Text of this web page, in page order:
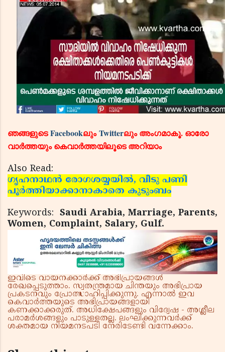
ഞങ്ങളുടെFacebookലുംTwitterലും അംഗമാകൂ. ഓരോ
വാര്‍ത്തയും കെവാര്‍ത്തയിലൂടെ അറിയാം
Also Read:
ഗൃഹനാഥന്‍ രോഗശയ്യയില്‍, വീടു പണി
പൂര്‍ത്തിയാക്കാനാകാതെ കുടുംബം
Keywords: Saudi Arabia, Marriage, Parents,
Women, Complaint, Salary, Gulf.
ഇവിടെ വായനക്കാർക്ക് അഭിപ്രായങ്ങൾ
രേഖപ്പെടുത്താം. സ്വതന്ത്രമായ ചിന്തയും അഭിപ്രായ
പ്രകടനവും പ്രോത്സാഹിപ്പിക്കുന്നു. എന്നാൽ ഇവ
കെവാർത്തയുടെ അഭിപ്രായങ്ങളായി
കണക്കാക്കരുത്. അധിക്ഷേപങ്ങളും വിദ്വേഷ - അശ്ലീല
പരാമർശങ്ങളും പാടുള്ളതല്ല. ലംഘിക്കുന്നവർക്ക്
ശക്തമായ നിയമനടപടി നേരിടേണ്ടി വന്നേക്കാം.